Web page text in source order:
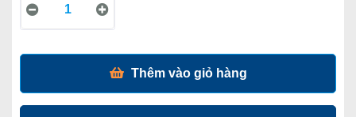
Thêm vào giỏ hàng